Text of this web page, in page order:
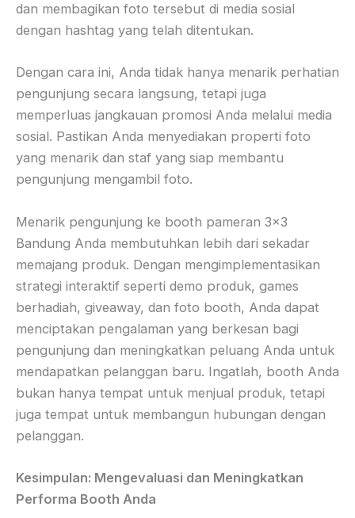
dan membagikan foto tersebut di media sosial
dengan hashtag yang telah ditentukan.
Dengan cara ini, Anda tidak hanya menarik perhatian
pengunjung secara langsung, tetapi juga
memperluas jangkauan promosi Anda melalui media
sosial. Pastikan Anda menyediakan properti foto
yang menarik dan staf yang siap membantu
pengunjung mengambil foto.
Menarik pengunjung ke booth pameran 3×3
Bandung Anda membutuhkan lebih dari sekadar
memajang produk. Dengan mengimplementasikan
strategi interaktif seperti demo produk, games
berhadiah, giveaway, dan foto booth, Anda dapat
menciptakan pengalaman yang berkesan bagi
pengunjung dan meningkatkan peluang Anda untuk
mendapatkan pelanggan baru. Ingatlah, booth Anda
bukan hanya tempat untuk menjual produk, tetapi
juga tempat untuk membangun hubungan dengan
pelanggan.
Kesimpulan: Mengevaluasi dan Meningkatkan
Performa Booth Anda